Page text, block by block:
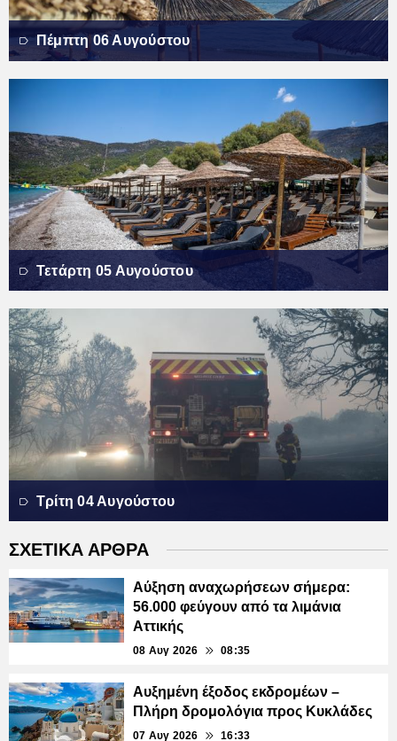
Πέμπτη 06 Αυγούστου
Τετάρτη 05 Αυγούστου
Τρίτη 04 Αυγούστου
ΣΧΕΤΙΚΑ ΑΡΘΡΑ
Αύξηση αναχωρήσεων σήμερα:
56.000 φεύγουν από τα λιμάνια
Αττικής
08 Αυγ 2026 08:35
Αυξημένη έξοδος εκδρομέων –
Πλήρη δρομολόγια προς Κυκλάδες
07 Αυγ 2026 16:33